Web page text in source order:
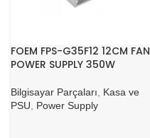
FOEM FPS-G35F12 12CM FAN
POWER SUPPLY 350W
Bilgisayar Parçaları
Kasa ve
PSU
Power Supply